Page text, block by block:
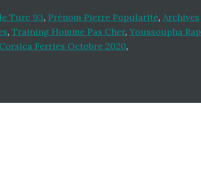
Turc 93, Prénom Pierre Popularité, Archives
, Training Homme Pas Cher, Youssoupha Rap
Ferries Octobre 2020,